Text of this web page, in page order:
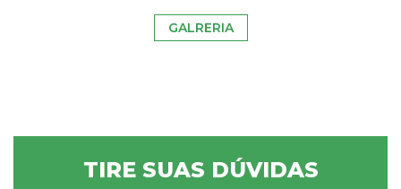
GALRERIA
TIRE SUAS DÚVIDAS